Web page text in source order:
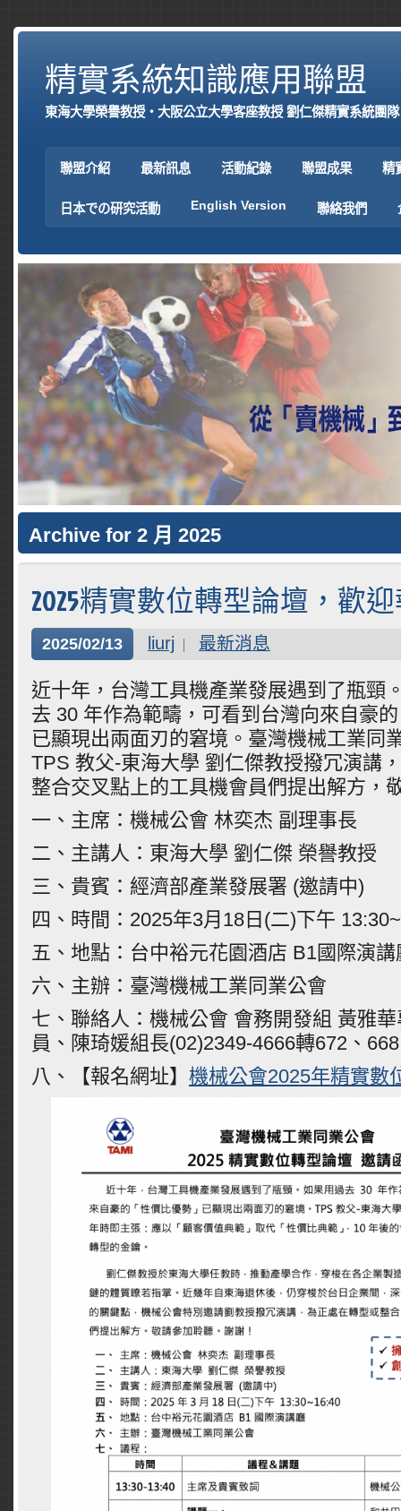
精實系統知識應用聯盟
東海大學榮譽教授‧大阪公立大學客座教授 劉仁傑精實系統團隊
聯盟介紹 最新訊息 活動紀錄 聯盟成果 精
日本での研究活動 English Version 聯絡我們
Archive for 2 月 2025
2025精實數位轉型論壇，歡
2025/02/13 liurj 最新消息
近十年，台灣工具機產業發展遇到了瓶頸
去 30 年作為範疇，可看到台灣向來自豪
已顯現出兩面刃的窘境。臺灣機械工業同
TPS 教父-東海大學 劉仁傑教授撥冗演講
整合交叉點上的工具機會員們提出解方，
一、主席：機械公會 林奕杰 副理事長
二、主講人：東海大學 劉仁傑 榮譽教授
三、貴賓：經濟部產業發展署 (邀請中)
四、時間：2025年3月18日(二)下午
五、地點：台中裕元花園酒店 B1國際演講
六、主辦：臺灣機械工業同業公會
七、聯絡人：機械公會 會務開發組 黃雅
員、陳琦媛組長(02)2349-4666轉672、668
八、【報名網址】 機械公會2025年精實數